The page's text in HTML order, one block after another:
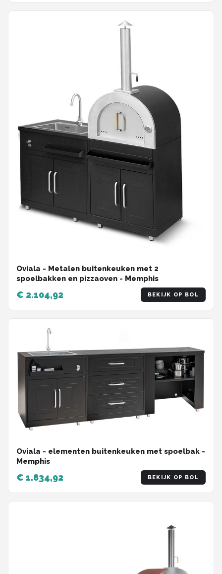
Oviala - Metalen buitenkeuken met 2
spoelbakken en pizzaoven - Memphis
€ 2.104,92 BEKIJK OP BOL
Oviala - elementen buitenkeuken met spoelbak -
Memphis
€ 1.834,92 BEKIJK OP BOL